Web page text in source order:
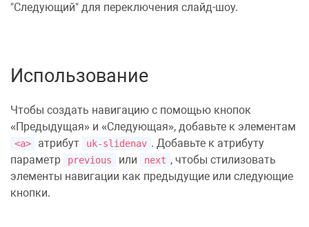
"Следующий" для переключения слайд-шоу.
Использование
Чтобы создать навигацию с помощью кнопок
«Предыдущая» и «Следующая», добавьте к элементам
<a> атрибут uk-slidenav . Добавьте к атрибуту
параметр
previous или next , чтобы стилизовать
элементы навигации как предыдущие или следующие
кнопки.